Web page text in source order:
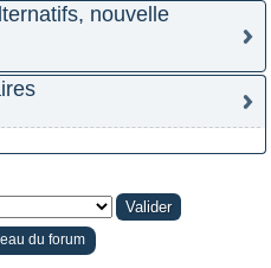
nouvelle
du forum